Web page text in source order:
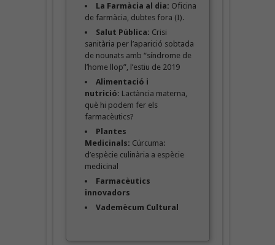
La Farmàcia al dia: Oficina
de farmàcia, dubtes fora (I).
Salut Pública: Crisi
sanitària per l’aparició sobtada
de nounats amb “síndrome de
l’home llop”, l’estiu de 2019
Alimentació i
nutrició: Lactància materna,
què hi podem fer els
farmacèutics?
Plantes
Medicinals: Cúrcuma:
d’espècie culinària a espècie
medicinal
Farmacèutics
innovadors
Vademècum Cultural